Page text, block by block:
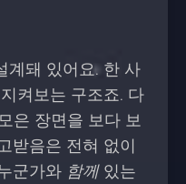
계돼 있어요. 한 사
켜보는 구조죠. 다
은 장면을 보다 보
받음은 전혀 없이
군가와 함께있는